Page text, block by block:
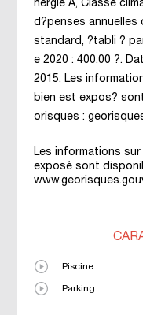
nergie A, Classe
d?penses annuelles
standard, ?tabli ?
e 2020 : 400.00 ?.
2015. Les
bien est expos?
orisques :
Les informations
exposé sont
Piscine
Parking